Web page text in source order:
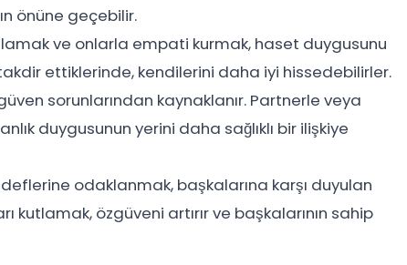
önüne geçebilir.
ve onlarla empati kurmak, haset duygusunu
ettiklerinde, kendilerini daha iyi hissedebilirler.
sorunlarından kaynaklanır. Partnerle veya
duygusunun yerini daha sağlıklı bir ilişkiye
odaklanmak, başkalarına karşı duyulan
kutlamak, özgüveni artırır ve başkalarının sahip